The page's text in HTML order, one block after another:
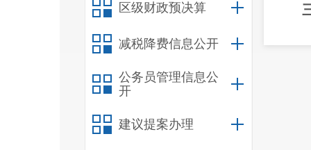
区级财政预决算
减税降费信息公开
公务员管理信息公
开
建议提案办理